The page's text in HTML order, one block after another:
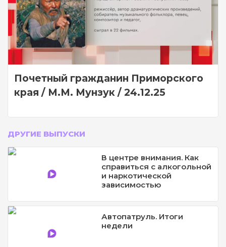
Почетный гражданин Приморского
края / М.М. Мунзук / 24.12.25
ДРУГИЕ ВЫПУСКИ
В центре внимания. Как
справиться с алкогольной
и наркотической
зависимостью
Автопатруль. Итоги
недели